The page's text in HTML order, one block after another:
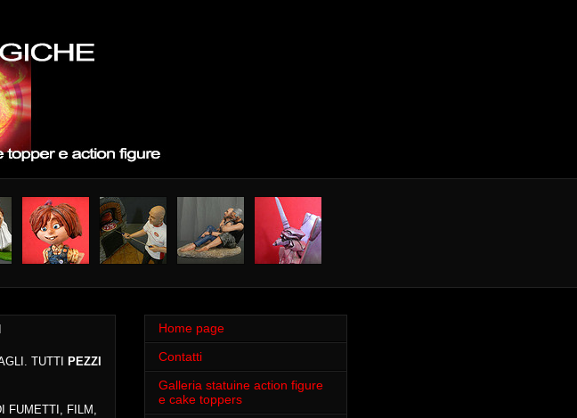
TUTTI
PEZZI
FUMETTI, FILM,
Home page
Contatti
Galleria statuine action figure
e cake toppers